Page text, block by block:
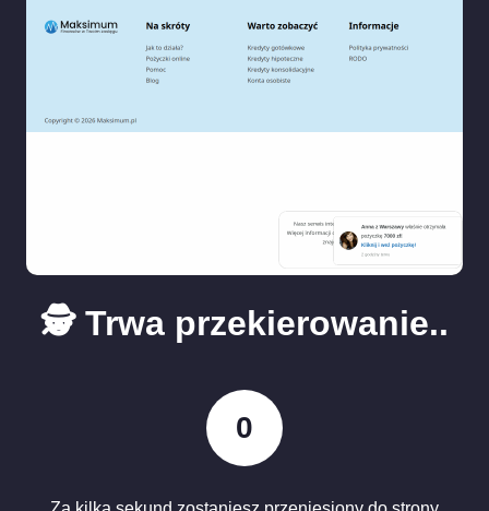
🕵️ Trwa przekierowanie..
0